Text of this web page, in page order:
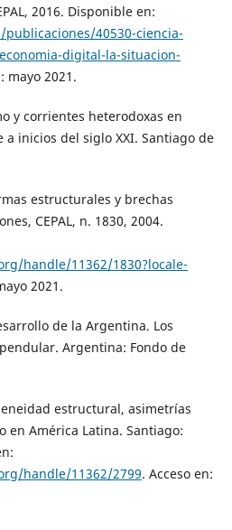
2016. Disponible en:
40530-ciencia-
digital-la-situacion-
mayo 2021.
y corrientes heterodoxas en
a inicios del siglo XXI. Santiago de
estructurales y brechas
CEPAL, n. 1830, 2004.
handle/11362/1830?locale-
2021.
de la Argentina. Los
Argentina: Fondo de
estructural, asimetrías
en América Latina. Santiago:
handle/11362/2799. Acceso en: